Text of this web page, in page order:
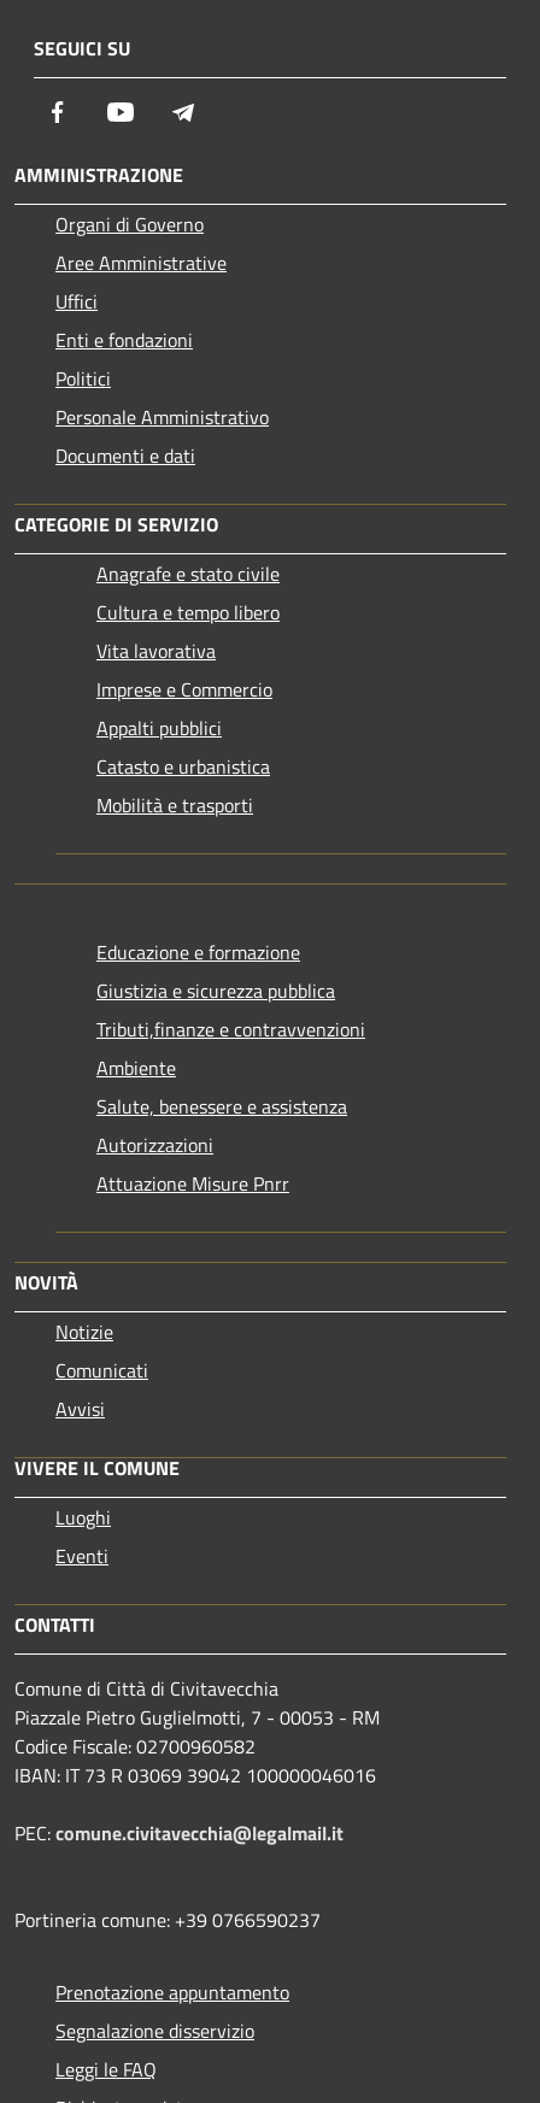
SEGUICI SU
Facebook Youtube
AMMINISTRAZIONE
Organi di Governo
Aree Amministrative
Uffici
Enti e fondazioni
Politici
Personale Amministrativo
Documenti e dati
CATEGORIE DI SERVIZIO
Anagrafe e stato civile
Cultura e tempo libero
Vita lavorativa
Imprese e Commercio
Appalti pubblici
Catasto e urbanistica
Mobilità e trasporti
Educazione e formazione
Giustizia e sicurezza pubblica
Tributi,finanze e contravvenzioni
Ambiente
Salute, benessere e assistenza
Autorizzazioni
Attuazione Misure Pnrr
NOVITÀ
Notizie
Comunicati
Avvisi
VIVERE IL COMUNE
Luoghi
Eventi
CONTATTI
Comune di Città di Civitavecchia
Piazzale Pietro Guglielmotti, 7 - 00053 - RM
Codice Fiscale: 02700960582
IBAN: IT 73 R 03069 39042 100000046016
PEC:comune.civitavecchia@legalmail.it
Portineria comune: +39 0766590237
Prenotazione appuntamento
Segnalazione disservizio
Leggi le FAQ